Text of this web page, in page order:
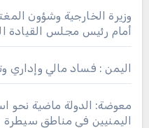
وزيرة الخارجية وشؤون
أمام رئيس مجلس القيادة
اليمن : فساد مالي وإداري
معوضة: الدولة ماضية نحو
اليمنيين في مناطق سيطرة